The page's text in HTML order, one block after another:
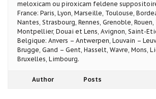
meloxicam ou piroxicam feldene
France: Paris, Lyon, Marseille, Toulouse,
Nantes, Strasbourg, Rennes, Grenoble, Rouen,
Montpellier, Douai et Lens, Avignon, Saint-
Belgique: Anvers – Antwerpen, Louvain –
Brugge, Gand – Gent, Hasselt, Wavre, Mons,
Bruxelles, Limbourg.
Author Posts